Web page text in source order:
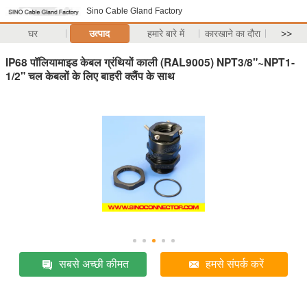
Sino Cable Gland Factory
घर उत्पाद हमारे बारे में कारखाने का दौरा >>
IP68 पॉलियामाइड केबल ग्रंथियों काली (RAL9005) NPT3/8"~NPT1-
1/2" चल केबलों के लिए बाहरी क्लैंप के साथ
सबसे अच्छी कीमत हमसे संपर्क करें